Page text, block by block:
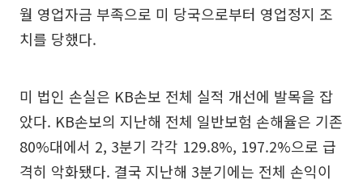
월 영업자금 부족으로 미 당국으로부터 영업정지 조
치를 당했다.
미 법인 손실은 KB손보 전체 실적 개선에 발목을 잡
았다. KB손보의 지난해 전체 일반보험 손해율은 기존
80%대에서 2, 3분기 각각 129.8%, 197.2%으로 급
격히 악화됐다. 결국 지난해 3분기에는 전체 손익이